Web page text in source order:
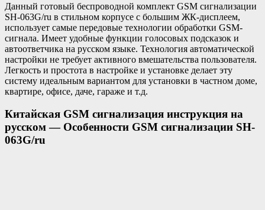
Данный готовый беспроводной комплект GSM сигнализации
SH-063G/ru в стильном корпусе с большим ЖК-дисплеем,
использует самые передовые технологии обработки GSM-
сигнала. Имеет удобные функции голосовых подсказок и
автоответчика на русском языке. Технология автоматической
настройки не требует активного вмешательства пользователя.
Легкость и простота в настройке и установке делает эту
систему идеальным вариантом для установки в частном доме,
квартире, офисе, даче, гараже и т.д.
Китайская GSM сигнализация инструкция на
русском— Особенности GSM сигнализации SH-
063G/ru